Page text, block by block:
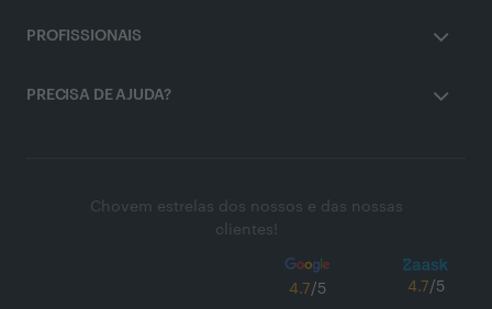
PROFISSIONAIS
PRECISA DE AJUDA?
Chovem estrelas dos nossos e das nossas
clientes!
4.7/5 4.7/5